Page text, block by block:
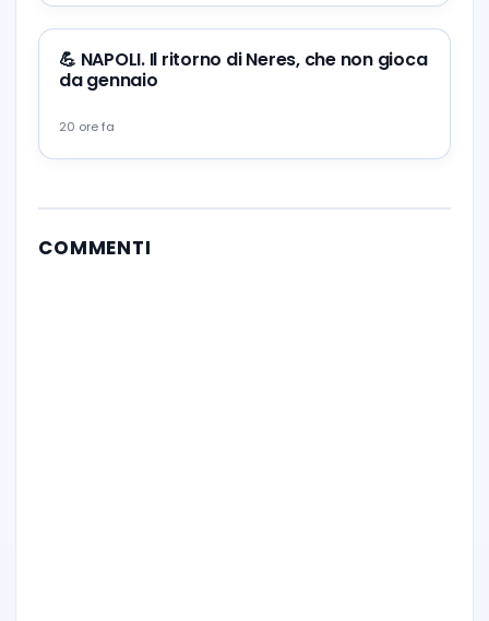
💪 NAPOLI. Il ritorno di Neres, che non gioca
da gennaio
20 ore fa
COMMENTI